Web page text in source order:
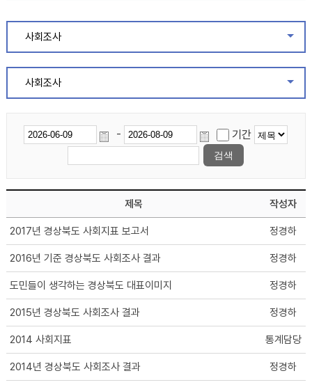
사회조사
사회조사
- 기간
제목 작성자
2017년 경상북도 사회지표 보고서 정경하
2016년 기준 경상북도 사회조사 결과 정경하
도민들이 생각하는 경상북도 대표이미지 정경하
2015년 경상북도 사회조사 결과 정경하
2014 사회지표 통계담당
2014년 경상북도 사회조사 결과 정경하